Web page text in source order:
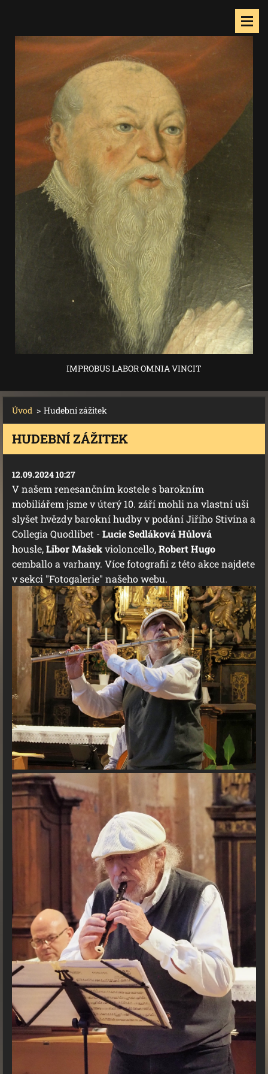
IMPROBUS LABOR OMNIA VINCIT
Úvod > Hudební zážitek
HUDEBNÍ ZÁŽITEK
12.09.2024 10:27
V našem renesančním kostele s barokním
mobiliářem jsme v úterý 10. září mohli na vlastní uši
slyšet hvězdy barokní hudby v podání Jiřího Stivína a
Collegia Quodlibet - Lucie Sedláková Hůlová
housle,Libor Mašekvioloncello,Robert Hugo
cemballo a varhany. Více fotografií z této akce najdete
v sekci "Fotogalerie" našeho webu.